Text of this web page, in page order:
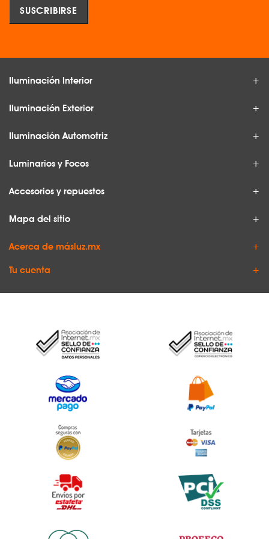
Iluminación Interior
Iluminación Exterior
Iluminación Automotriz
Luminarios y Focos
Accesorios y repuestos
Mapa del sitio
Acerca de másluz.mx
Tu cuenta